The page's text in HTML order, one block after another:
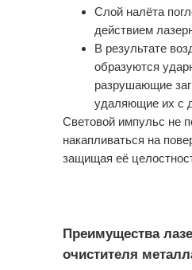
Слой налёта
действием
В результате
образуются
разрушающие
удаляющие их с
Световой импульс не
накапливаться на
защищая её
Преимущества
очистителя